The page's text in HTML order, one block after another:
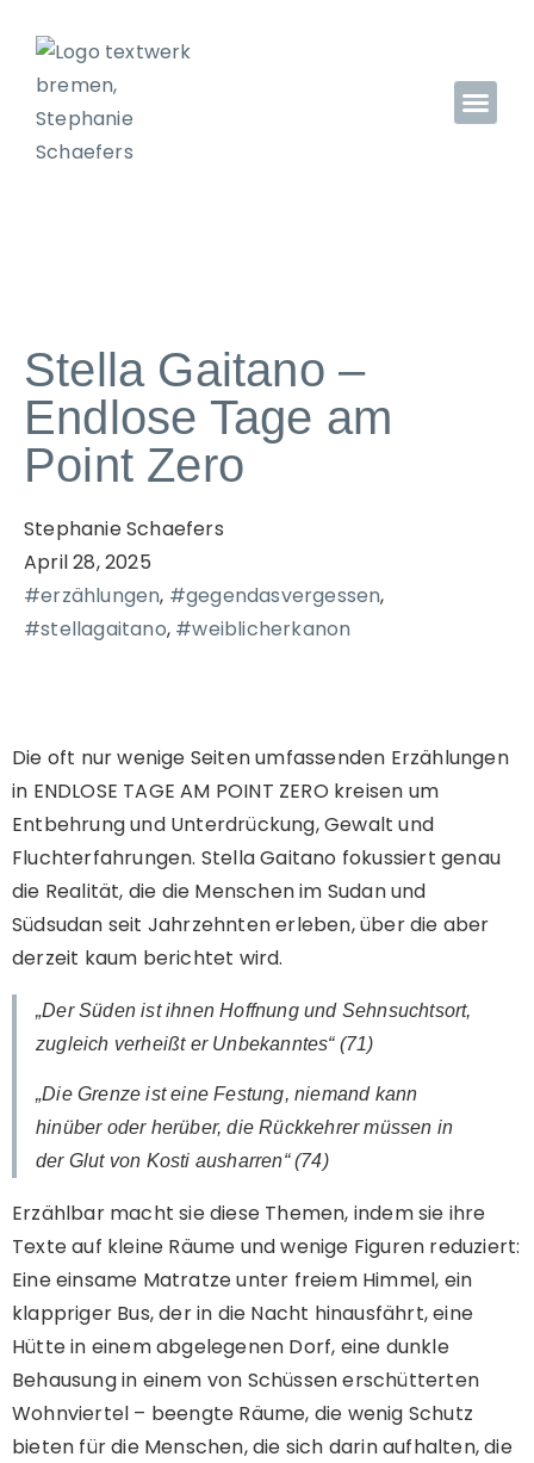
Stella Gaitano –
Endlose Tage am
Point Zero
Stephanie Schaefers
April 28, 2025
#erzählungen, #gegendasvergessen,
#stellagaitano, #weiblicherkanon
Die oft nur wenige Seiten umfassenden Erzählungen
in ENDLOSE TAGE AM POINT ZERO kreisen um
Entbehrung und Unterdrückung, Gewalt und
Fluchterfahrungen. Stella Gaitano fokussiert genau
die Realität, die die Menschen im Sudan und
Südsudan seit Jahrzehnten erleben, über die aber
derzeit kaum berichtet wird.
„Der Süden ist ihnen Hoffnung und Sehnsuchtsort,
zugleich verheißt er Unbekanntes“ (71)
„Die Grenze ist eine Festung, niemand kann
hinüber oder herüber, die Rückkehrer müssen in
der Glut von Kosti ausharren“ (74)
Erzählbar macht sie diese Themen, indem sie ihre
Texte auf kleine Räume und wenige Figuren reduziert:
Eine einsame Matratze unter freiem Himmel, ein
klappriger Bus, der in die Nacht hinausfährt, eine
Hütte in einem abgelegenen Dorf, eine dunkle
Behausung in einem von Schüssen erschütterten
Wohnviertel – beengte Räume, die wenig Schutz
bieten für die Menschen, die sich darin aufhalten, die